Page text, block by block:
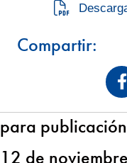
Compartir:
para
12 de